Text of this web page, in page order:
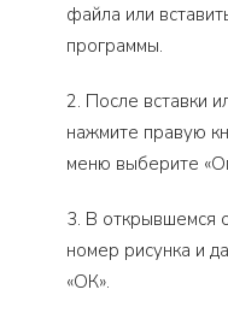
файла или
программы.
2. После вставки
нажмите правую
меню выберите
3. В открывшемся
номер рисунка и
«ОК».